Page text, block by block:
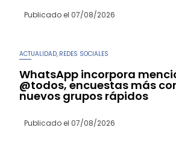
Publicado el 07/08/2026
ACTUALIDAD REDES SOCIALES
WhatsApp incorpora
@todos, encuestas más
nuevos grupos rápidos
Publicado el 07/08/2026